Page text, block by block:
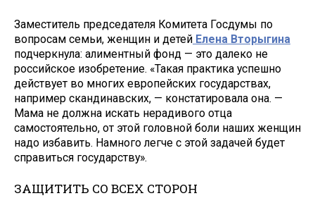
Заместитель председателя Комитета Госдумы по
вопросам семьи, женщин и детей Елена Вторыгина
подчеркнула: алиментный фонд — это далеко не
российское изобретение. «Такая практика успешно
действует во многих европейских государствах,
например скандинавских, — констатировала она. —
Мама не должна искать нерадивого отца
самостоятельно, от этой головной боли наших женщин
надо избавить. Намного легче с этой задачей будет
справиться государству».
ЗАЩИТИТЬ СО ВСЕХ СТОРОН